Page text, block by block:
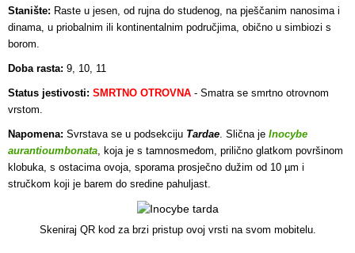
Stanište: Raste u jesen, od rujna do studenog, na pješčanim nanosima i
dinama, u priobalnim ili kontinentalnim područjima, obično u simbiozi s
borom.
Doba rasta: 9, 10, 11
Status jestivosti: SMRTNO OTROVNA - Smatra se smrtno otrovnom
vrstom.
Napomena: Svrstava se u podsekciju Tardae. Slična je Inocybe
aurantioumbonata, koja je s tamnosmeđom, prilično glatkom površinom
klobuka, s ostacima ovoja, sporama prosječno dužim od 10 µm i
stručkom koji je barem do sredine pahuljast.
Skeniraj QR kod za brzi pristup ovoj vrsti na svom mobitelu.